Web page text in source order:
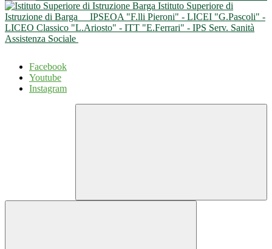
Istituto Superiore di
Istruzione di Barga
IPSEOA "F.lli Pieroni" - LICEI "G.Pascoli" -
LICEO Classico "L.Ariosto" - ITT "E.Ferrari" - IPS Serv. Sanità
Assistenza Sociale
Facebook
Youtube
Instagram